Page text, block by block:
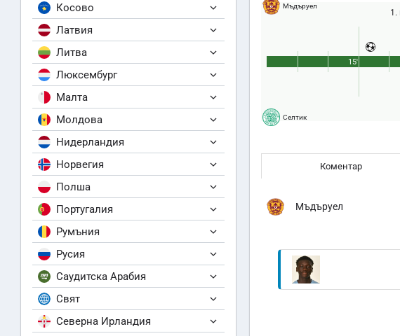
Косово
Латвия
Литва
Люксембург
Малта
Молдова
Нидерландия
Норвегия
Полша
Португалия
Румъния
Русия
Саудитска Арабия
Свят
Северна Ирландия
Мъдъруел
1.
Селтик
15'
Коментар
Мъдъруел